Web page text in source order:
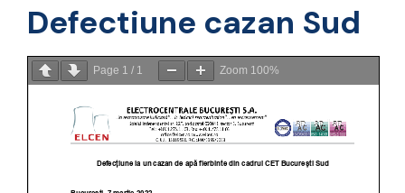
Defectiune cazan Sud
Page 1 / 1 Zoom 100%